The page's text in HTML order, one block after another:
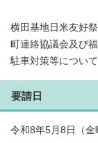
横田基地日米友好
町連絡協議会及び
駐車対策等につい
要請日
令和8年5月8日（金